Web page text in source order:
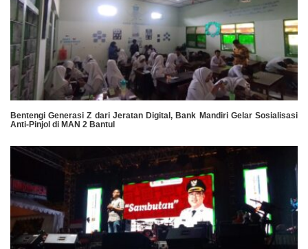
Bentengi Generasi Z dari Jeratan Digital, Bank Mandiri Gelar Sosialisasi
Anti-Pinjol di MAN 2 Bantul